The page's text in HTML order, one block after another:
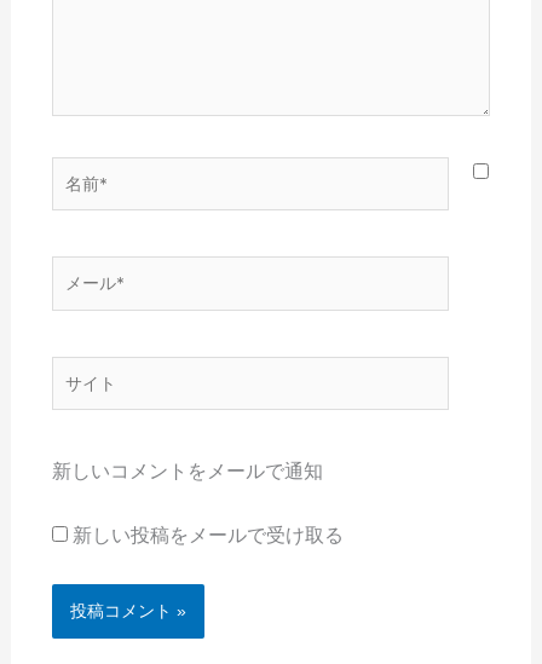
*
新しいコメントをメールで通知
新しい投稿をメールで受け取る